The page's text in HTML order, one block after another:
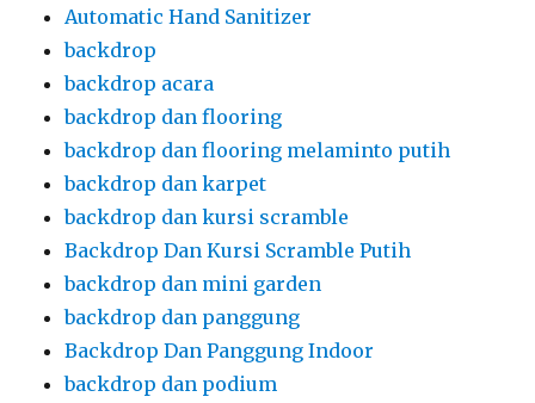
Automatic Hand Sanitizer
backdrop
backdrop acara
backdrop dan flooring
backdrop dan flooring melaminto putih
backdrop dan karpet
backdrop dan kursi scramble
Backdrop Dan Kursi Scramble Putih
backdrop dan mini garden
backdrop dan panggung
Backdrop Dan Panggung Indoor
backdrop dan podium